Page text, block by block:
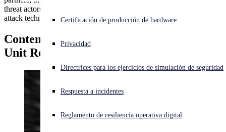
¿Está sufriendo un ciberataque? Obtenga ayuda ahora mismo
Open search
Español Open language switcher
Certificación de producción de hardware
Privacidad
Directrices para los ejercicios de simulación de seguridad
Respuesta a incidentes
Reglamento de resiliencia operativa digital
threat actors and analyzing anomalous activity, uncovering new
attack techniques, threats, and major shifts in the threat landscape.
Contenido por Sophos Counter Threat
Unit Research Team